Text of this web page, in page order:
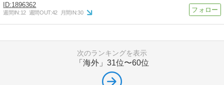
1896362
週間IN:12 週間OUT:42 月間IN:30
次のランキングを表示
「海外」 31位〜60位